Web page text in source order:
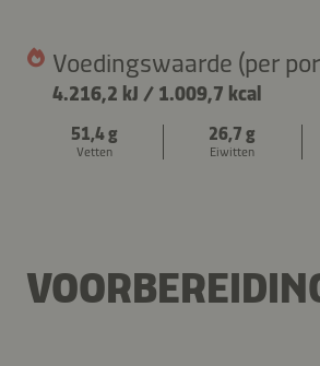
Voedingswaarde (per
4.216,2 kJ / 1.009,7 kcal
51,4 g
Vetten
26,7 g
Eiwitten